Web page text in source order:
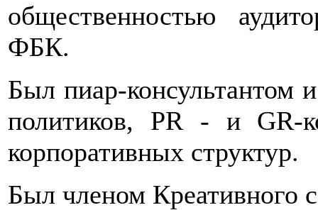
общественностью
ФБК.
Был пиар-консультантом
политиков, PR - и GR-
корпоративных структур.
Был членом Креативного